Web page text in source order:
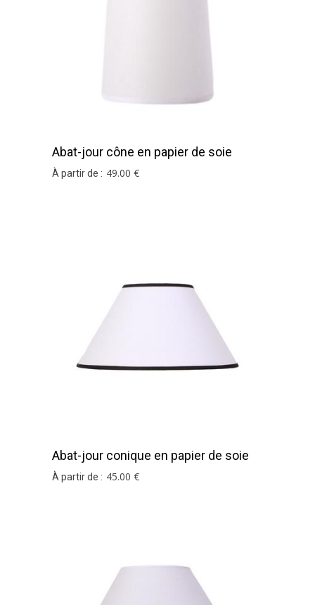
Abat-jour cône en papier de soie
blanc
À partir de : 49.00 €
Abat-jour conique en papier de soie
blanc
À partir de : 45.00 €